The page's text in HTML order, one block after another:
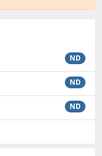
ND
ND
ND